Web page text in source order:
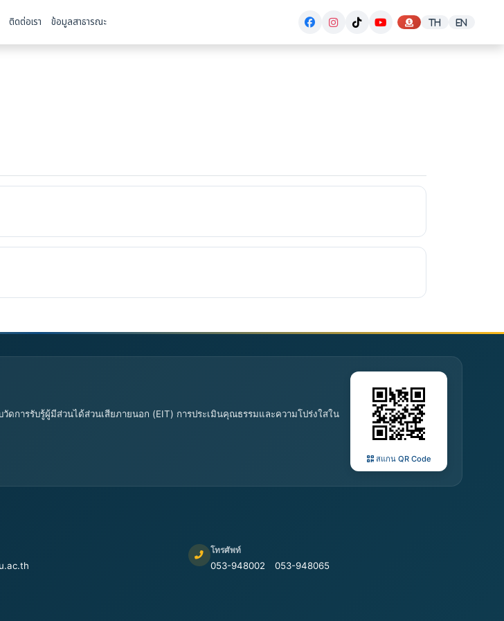
ติดต่อเรา ข้อมูลสาธารณะ
การรับรู้ผู้มีส่วนได้ส่วนเสียภายนอก (EIT) การประเมินคุณธรรมและความโปร่งใสใน
สแกน QR Code
โทรศัพท์
053-948002 053-948065